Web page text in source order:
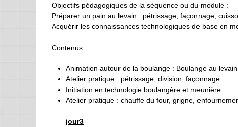
Objectifs pédagogiques de la séquence ou du module :
Préparer un pain au levain : pétrissage, façonnage,
Acquérir les connaissances technologiques de base en
Contenus :
Animation autour de la boulange : Boulange au
Atelier pratique : pétrissage, division, façonnage
Initiation en technologie boulangère et meunière
Atelier pratique : chauffe du four, grigne,
jour3